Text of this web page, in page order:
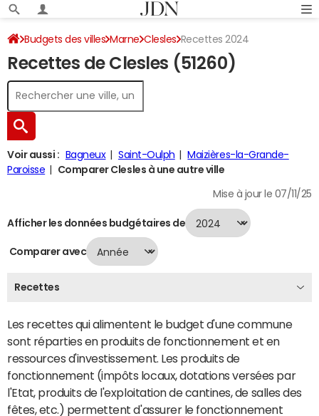
Budgets des villes Marne Clesles Recettes 2024
Recettes de Clesles (51260)
Voir aussi : Bagneux Saint-Oulph
Maizières-la-Grande-
Paroisse
Comparer Clesles à une autre ville
Mise à jour le 07/11/25
Afficher les données budgétaires de
Comparer avec
Recettes
Les recettes qui alimentent le budget d'une commune
sont réparties en produits de fonctionnement et en
ressources d'investissement. Les produits de
fonctionnement (impôts locaux, dotations versées par
l'Etat, produits de l'exploitation de cantines, de salles des
fêtes, etc.) permettent d'assurer le fonctionnement